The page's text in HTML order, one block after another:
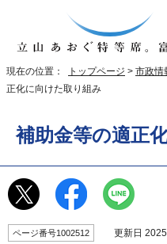
現在の位置： トップページ > 市政情
正化に向けた取り組み
補助金等の適正
ページ番号1002512 更新日 2025